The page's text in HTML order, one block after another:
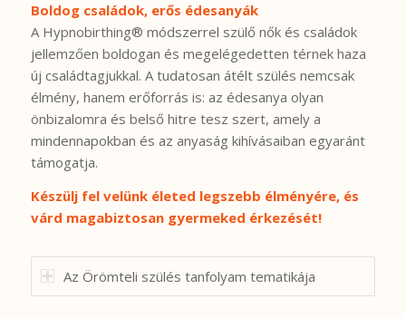
Boldog családok, erős édesanyák
A Hypnobirthing® módszerrel szülő nők és családok
jellemzően boldogan és megelégedetten térnek haza
új családtagjukkal. A tudatosan átélt szülés nemcsak
élmény, hanem erőforrás is: az édesanya olyan
önbizalomra és belső hitre tesz szert, amely a
mindennapokban és az anyaság kihívásaiban egyaránt
támogatja.
Készülj fel velünk életed legszebb élményére, és
várd magabiztosan gyermeked érkezését!
Az Örömteli szülés tanfolyam tematikája